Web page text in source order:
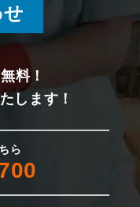
料！
します！
ら